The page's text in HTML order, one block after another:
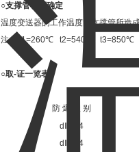
○支撑管长度确定
温度变送器的工作温度由支撑管所造
注： t1=260℃ t2=540℃ t3=850℃
○取-证一览表
防 爆 级 别
dⅡBT4
dⅡBT4